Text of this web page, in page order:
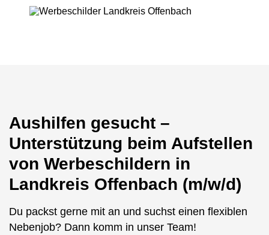
Aushilfen gesucht –
Unterstützung beim Aufstellen
von Werbeschildern in
Landkreis Offenbach (m/w/d)
Du packst gerne mit an und suchst einen flexiblen
Nebenjob? Dann komm in unser Team!